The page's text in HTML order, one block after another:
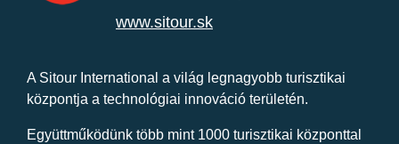
www.sitour.sk
A Sitour International a világ legnagyobb turisztikai
központja a technológiai innováció területén.
Együttműködünk több mint 1000 turisztikai központtal